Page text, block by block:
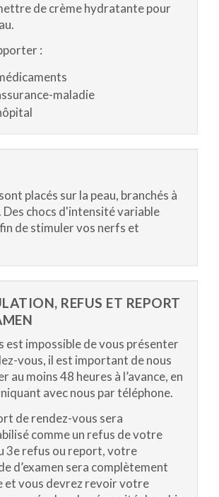
de crème hydratante pour
:
maladie
placés sur la peau, branchés à
chocs d'intensité variable
de stimuler vos nerfs et
REFUS ET REPORT
est impossible de vous présenter
vous, il est important de nous
au moins 48 heures à l’avance, en
avec nous par téléphone.
de rendez-vous sera
comme un refus de votre
3e refus ou report, votre
d’examen sera complètement
et vous devrez revoir votre